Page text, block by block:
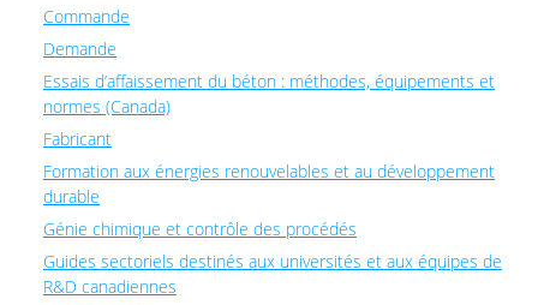
Commande
Demande
Essais d’affaissement du béton : méthodes, équipements et
normes (Canada)
Fabricant
Formation aux énergies renouvelables et au développement
durable
Génie chimique et contrôle des procédés
Guides sectoriels destinés aux universités et aux équipes de
R&D canadiennes